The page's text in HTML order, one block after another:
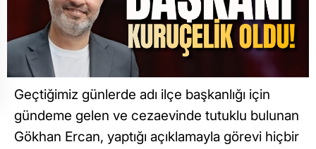
Geçtiğimiz günlerde adı ilçe başkanlığı için
gündeme gelen ve cezaevinde tutuklu bulunan
Gökhan Ercan, yaptığı açıklamayla görevi hiçbir